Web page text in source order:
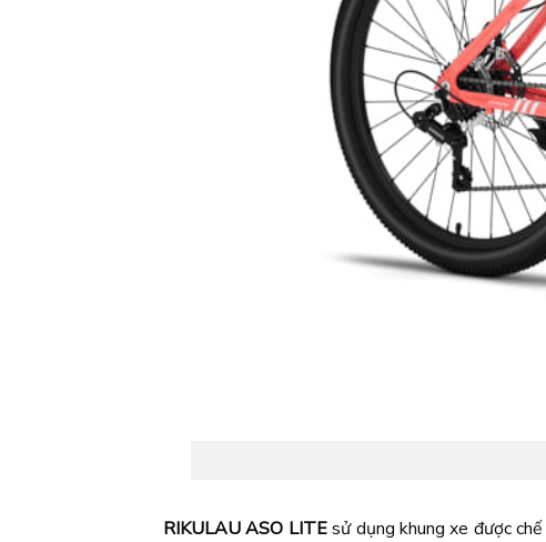
RIKULAU ASO LITEsử dụng khung xe được